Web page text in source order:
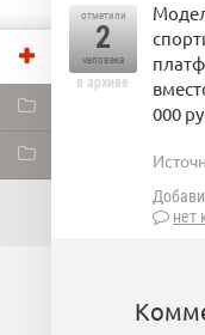
отметили
2
человека
в архиве
000
нет